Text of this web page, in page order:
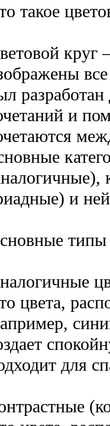
такое
круг
и
и
типы
цвета,
для